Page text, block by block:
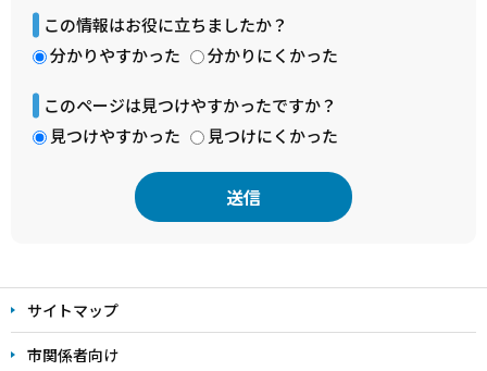
この情報はお役に立ちましたか？
分かりやすかった
分かりにくかった
このページは見つけやすかったですか？
見つけやすかった
見つけにくかった
文
こ
こ
サイトマップ
市関係者向け